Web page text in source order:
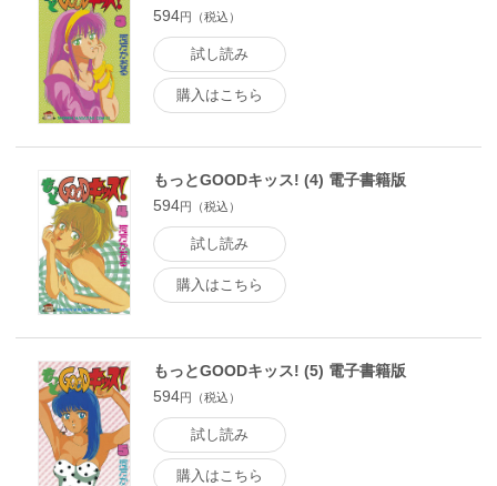
594円（税込）
試し読み
購入はこちら
もっとGOODキッス! (4) 電子書籍版
594円（税込）
試し読み
購入はこちら
もっとGOODキッス! (5) 電子書籍版
594円（税込）
試し読み
購入はこちら